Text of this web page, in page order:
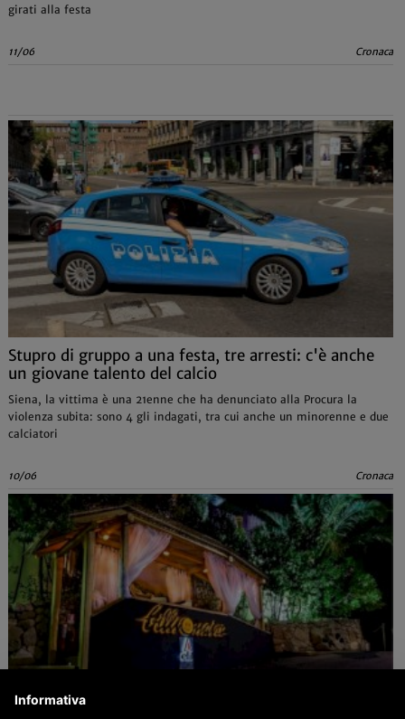
girati alla festa
11/06 Cronaca
Stupro di gruppo a una festa, tre arresti: c'è anche
un giovane talento del calcio
Siena, la vittima è una 21enne che ha denunciato alla Procura la
violenza subita: sono 4 gli indagati, tra cui anche un minorenne e due
calciatori
10/06 Cronaca
Informativa